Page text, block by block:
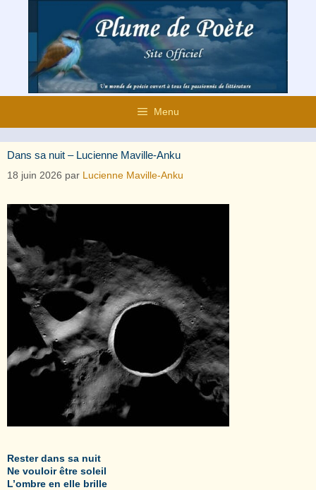
contenu
Menu
Dans sa nuit – Lucienne Maville-Anku
18 juin 2026 par Lucienne Maville-Anku
Rester dans sa nuit
Ne vouloir être soleil
L’ombre en elle brille